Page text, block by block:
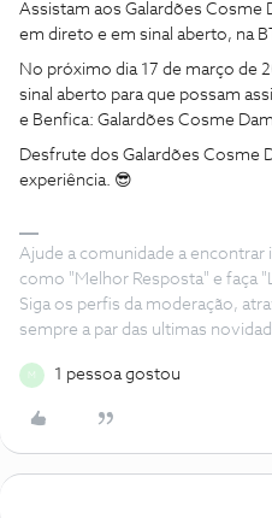
Assistam aos Galardões Cosme
em direto e em sinal aberto, na
No próximo dia 17 de março de
sinal aberto para que possam
e Benfica: Galardões Cosme
Desfrute dos Galardões Cosme
experiência. 😎
Ajude a comunidade a
como "Melhor Resposta" e faça
Siga os perfis da moderação,
sempre a par das ultimas
M 1 pessoa gostou